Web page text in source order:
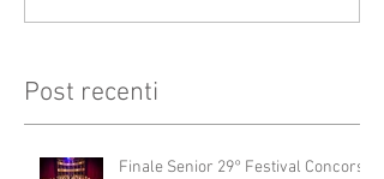
Post recenti
Finale Senior 29° Festival Concorso